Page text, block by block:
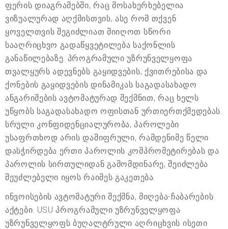
ფერის დიაგრამებში, რაც მოსახერხებელია
ვიზუალურად აღქმისთვის, ასე რომ თქვენ
ყოველთვის შეგიძლიათ მიიღოთ სწორი
სააღრიცხვო გადაწყვეტილება საქონლის
განაწილებაზე. პროგრამული უზრუნველყოფა
თვალყურს ადევნებს გაყიდვების, ქვითრებისა და
ქონების გაყიდვების დინამიკას საგადასახადო
ანგარიშების ავტომატურად შექმნით, რაც ხელს
უწყობს საგადასახადო ოფისთან ურთიერთქმედებას.
სრული კონფიდენციალურობა, პაროლები
უსაფრთხოდ არის დაშიფრული, რამდენიმე წელი
დასჭირდება ერთი პაროლის კომპრომეტირებას და
პაროლის სირთულიდან გამომდინარე, შეიძლება
შეუძლებელი იყოს რაიმეს გაკეთება.
ინვოისების ავტომატური შექმნა, მიღება-ჩაბარების
აქტები. USU პროგრამული უზრუნველყოფა
უზრუნველყოფს ბუღალტრული აღრიცხვის ისეთი